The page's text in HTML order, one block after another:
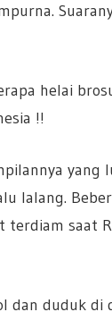
helai
!!
yang
lalang.
terdiam saat
dan duduk di